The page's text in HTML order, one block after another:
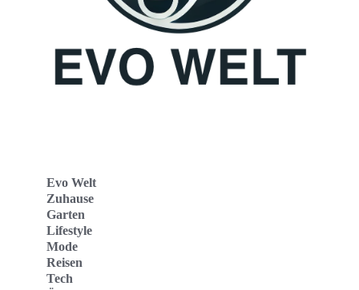
Evo Welt
Zuhause
Garten
Lifestyle
Mode
Reisen
Tech